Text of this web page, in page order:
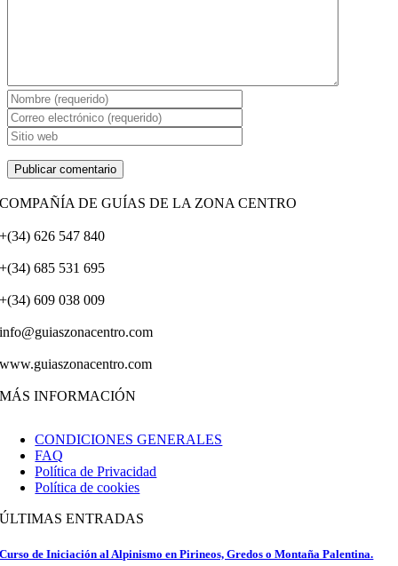
COMPAÑÍA DE GUÍAS DE LA ZONA CENTRO
+(34) 626 547 840
+(34) 685 531 695
+(34) 609 038 009
info@guiaszonacentro.com
www.guiaszonacentro.com
MÁS INFORMACIÓN
CONDICIONES GENERALES
FAQ
Política de Privacidad
Política de cookies
ÚLTIMAS ENTRADAS
Curso de Iniciación al Alpinismo en Pirineos, Gredos o Montaña Palentina.